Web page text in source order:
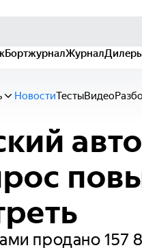
БортжурналЖурнал
НовостиТестыВидео
продано 157